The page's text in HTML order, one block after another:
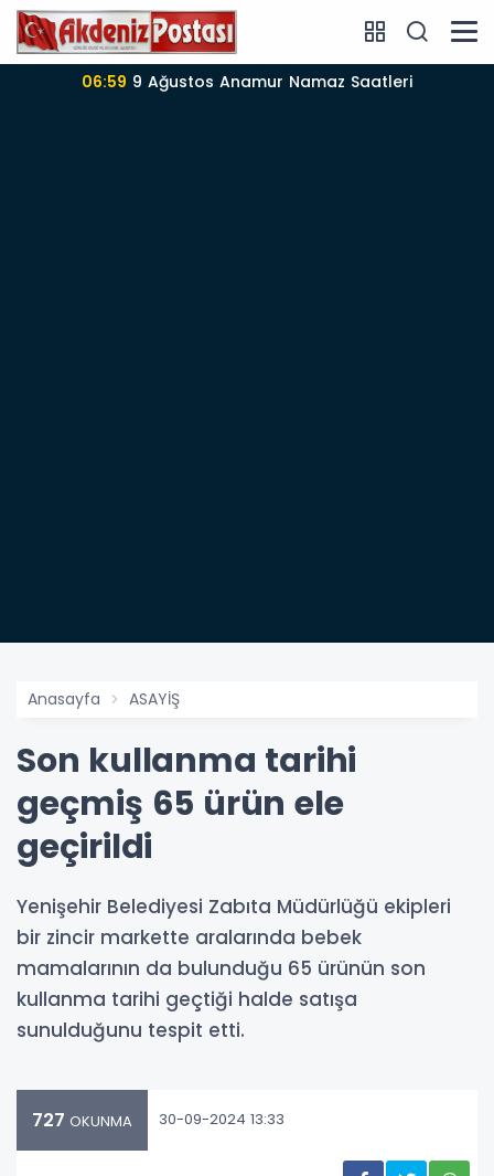
06:59 9 Ağustos Anamur Namaz Saatleri
Anasayfa ASAYİŞ
Son kullanma tarihi
geçmiş 65 ürün ele
geçirildi
Yenişehir Belediyesi Zabıta Müdürlüğü ekipleri
bir zincir markette aralarında bebek
mamalarının da bulunduğu 65 ürünün son
kullanma tarihi geçtiği halde satışa
sunulduğunu tespit etti.
727 OKUNMA 30-09-2024 13:33